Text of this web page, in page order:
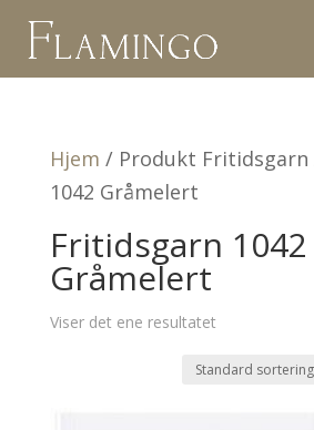
Hjem / Produkt
1042 Gråmelert
Fritidsgarn 1042
Gråmelert
Viser det ene resultatet